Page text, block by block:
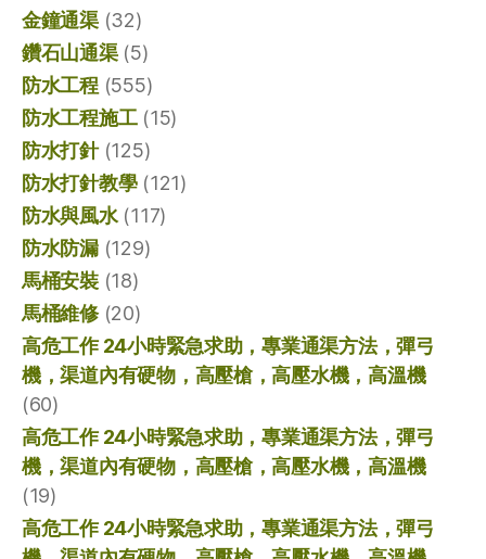
金鐘通渠(32)
鑽石山通渠(5)
防水工程(555)
防水工程施工(15)
防水打針(125)
防水打針教學(121)
防水與風水(117)
防水防漏(129)
馬桶安裝(18)
馬桶維修(20)
高危工作 24小時緊急求助，專業通渠方法，彈弓
機，渠道內有硬物，高壓槍，高壓水機，高溫機
(60)
高危工作 24小時緊急求助，專業通渠方法，彈弓
機，渠道內有硬物，高壓槍，高壓水機，高溫機
(19)
高危工作 24小時緊急求助，專業通渠方法，彈弓